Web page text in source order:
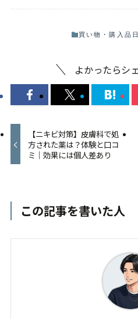
【ニキビ対策】皮膚科で処
ミ｜効果には個人差あり
この記事を書いた人
水・美容・ガジェット・
まで丸ごと。大事にして
買って使った"本音レビ
も包み隠さずお伝えしま
かに生き抜く」。MEN'S
でも動画で発